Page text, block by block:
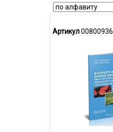
Артикул00800936